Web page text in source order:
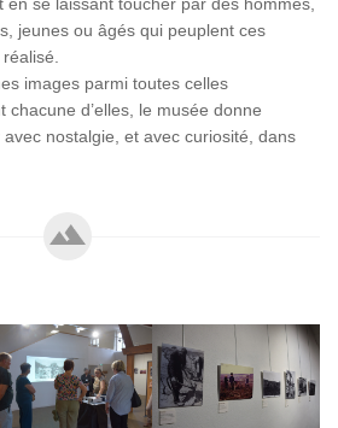
en se laissant toucher par des hommes,
jeunes ou âgés qui peuplent ces
réalisé.
images parmi toutes celles
chacune d’elles, le musée donne
avec nostalgie, et avec curiosité, dans